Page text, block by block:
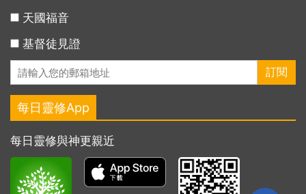
天國福音
基督徒見證
每日靈修App
每日靈修與神更親近